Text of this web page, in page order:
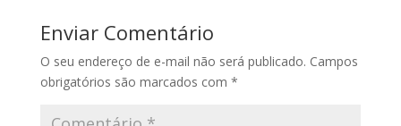
Enviar Comentário
O seu endereço de e-mail não será publicado. Campos
obrigatórios são marcados com *